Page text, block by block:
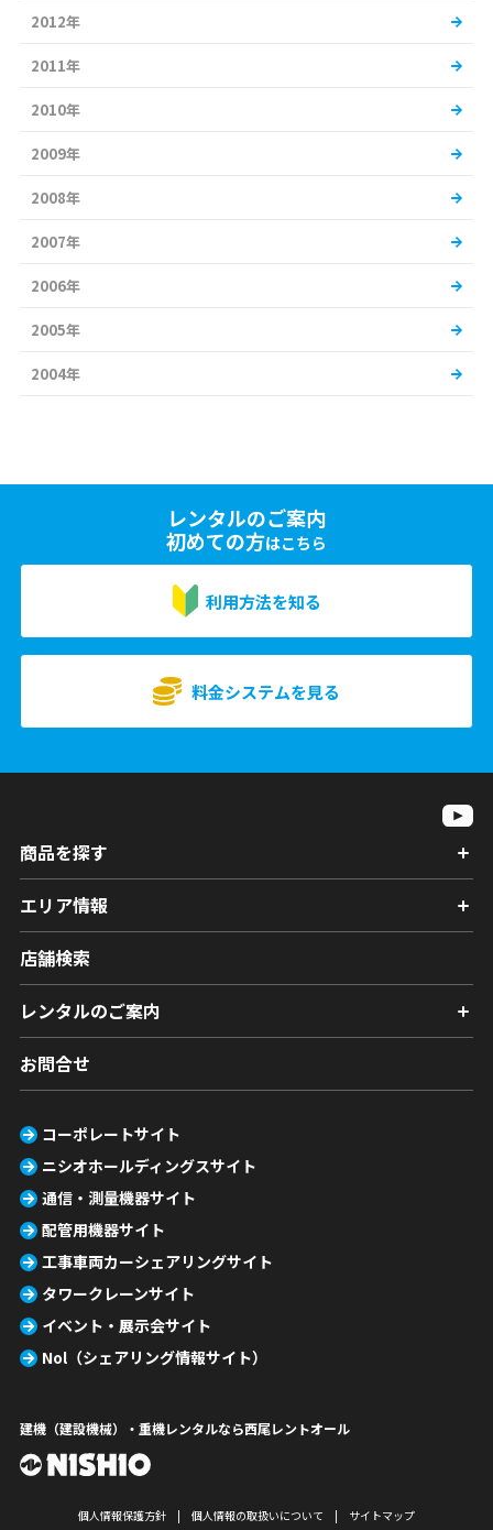
2012年
2011年
2010年
2009年
2008年
2007年
2006年
2005年
2004年
レンタルのご案内
初めての方はこちら
利用方法を知る
料金システムを見る
商品を探す
エリア情報
店舗検索
レンタルのご案内
お問合せ
コーポレートサイト
ニシオホールディングスサイト
通信・測量機器サイト
配管用機器サイト
工事車両カーシェアリングサイト
タワークレーンサイト
イベント・展示会サイト
Nol（シェアリング情報サイト）
建機（建設機械）・重機レンタルなら西尾レントオール
個人情報保護方針 個人情報の取扱いについて サイトマップ